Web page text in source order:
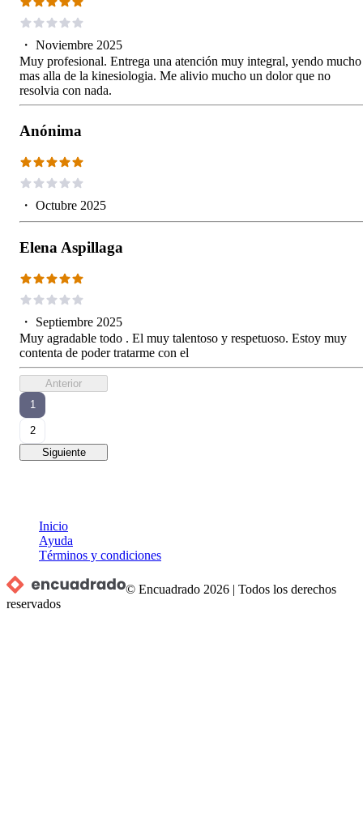
・ Noviembre 2025
Muy profesional. Entrega una atención muy integral, yendo mucho
mas alla de la kinesiologia. Me alivio mucho un dolor que no
resolvia con nada.
Anónima
・ Octubre 2025
Elena Aspillaga
・ Septiembre 2025
Muy agradable todo . El muy talentoso y respetuoso. Estoy muy
contenta de poder tratarme con el
Anterior
1
2
Siguiente
Inicio
Ayuda
Términos y condiciones
© Encuadrado 2026 |Todos los derechos
reservados